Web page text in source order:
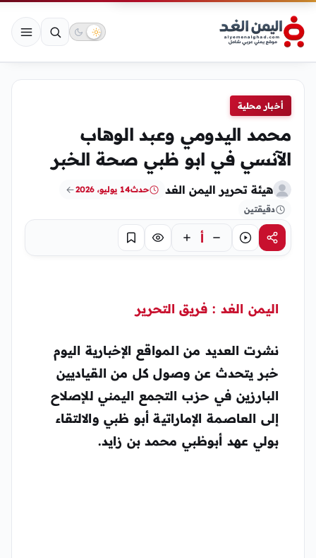
أخبار محلية
محمد اليدومي وعبد الوهاب
الآنسي في ابو ظبي صحة الخبر
هيئة تحرير اليمن الغد حدث14 يوليو، 2026
دقيقتين
مشاركةاستماع أ تركيز حفظ
اليمن الغد : فريق التحرير
نشرت العديد من المواقع الإخبارية اليوم
خبر يتحدث عن وصول كل من القياديين
البارزين في حزب التجمع اليمني للإصلاح
إلى العاصمة الإماراتية أبو ظبي والالتقاء
بولي عهد أبوظبي محمد بن زايد.